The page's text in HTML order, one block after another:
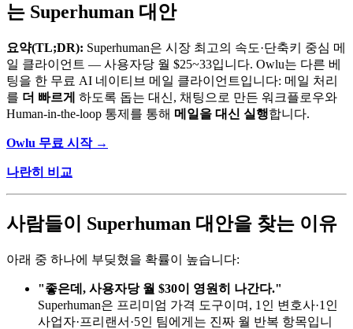
는 Superhuman 대안
요약(TL;DR): Superhuman은 시장 최고의 속도·단축키 중심 메
일 클라이언트 — 사용자당 월 $25~33입니다. Owlu는 다른 베
팅을 한 무료 AI 네이티브 메일 클라이언트입니다: 메일 처리
를 더 빠르게 하도록 돕는 대신, 채팅으로 만든 워크플로우와
Human-in-the-loop 통제를 통해 메일을 대신 실행합니다.
Owlu 무료 시작 →
나란히 비교
사람들이 Superhuman 대안을 찾는 이유
아래 중 하나에 부딪혔을 확률이 높습니다:
"좋은데, 사용자당 월 $30이 영원히 나간다."
Superhuman은 프리미엄 가격 도구이며, 1인 변호사·1인
사업자·프리랜서·5인 팀에게는 진짜 월 반복 항목입니